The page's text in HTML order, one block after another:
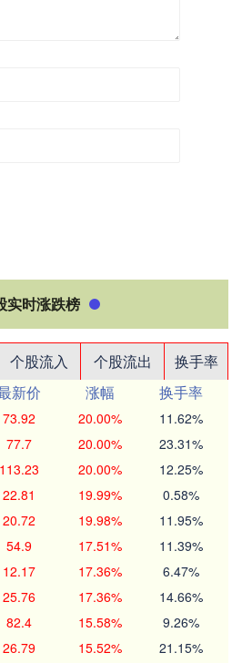
实时涨跌榜
个股流入 个股流出
换手率
新价 涨幅
换手率
73.92 20.00% 11.62%
77.7 20.00% 23.31%
113.23 20.00% 12.25%
22.81 19.99% 0.58%
20.72 19.98% 11.95%
54.9 17.51% 11.39%
12.17 17.36% 6.47%
25.76 17.36% 14.66%
82.4 15.58% 9.26%
26.79 15.52% 21.15%